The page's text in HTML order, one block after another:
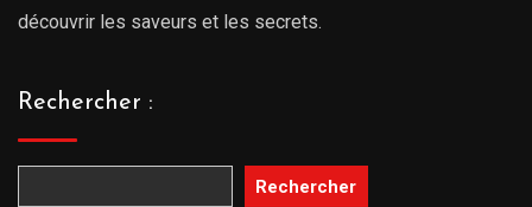
découvrir les saveurs et les secrets.
Rechercher :
Rechercher